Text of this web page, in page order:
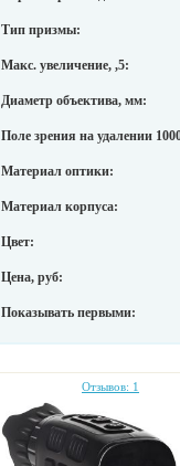
Тип призмы:
Макс. увеличение, ,5:
Диаметр объектива, мм:
Поле зрения на удалении
Материал оптики:
Материал корпуса:
Цвет:
Цена, руб:
Показывать первыми:
Отзывов: 1